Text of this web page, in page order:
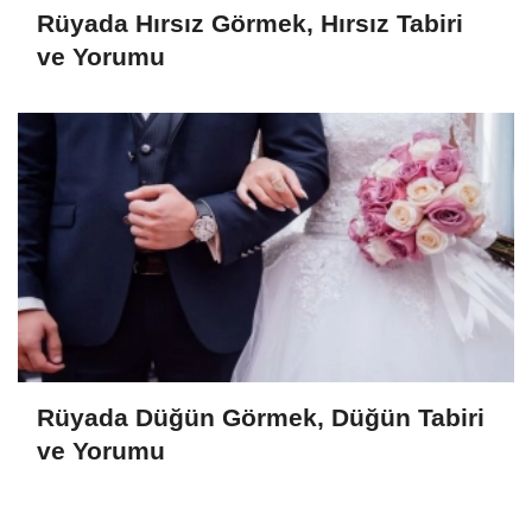
Rüyada Hırsız Görmek, Hırsız Tabiri
ve Yorumu
Rüyada Düğün Görmek, Düğün Tabiri
ve Yorumu